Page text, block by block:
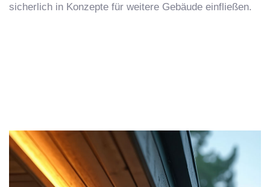
sicherlich in Konzepte für weitere Gebäude einfließen.